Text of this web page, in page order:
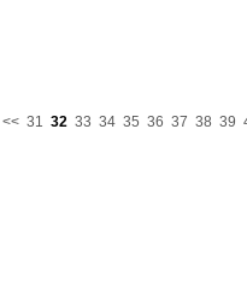
<< 31 32 33 34 35 36 37 38 39